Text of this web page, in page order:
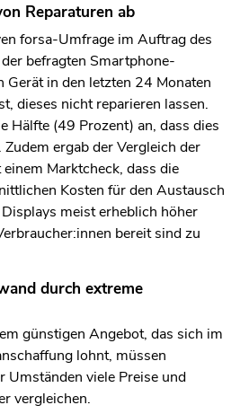
können Sie direkt auf einen
Reparaturen ab
forsa-Umfrage im Auftrag des
befragten Smartphone-
Gerät in den letzten 24 Monaten
dieses nicht reparieren lassen.
Hälfte (49 Prozent) an, dass dies
ergab der Vergleich der
Marktcheck, dass die
Kosten für den Austausch
meist erheblich höher
bereit sind zu
durch extreme
günstigen Angebot, das sich im
lohnt, müssen
Umständen viele Preise und
vergleichen.